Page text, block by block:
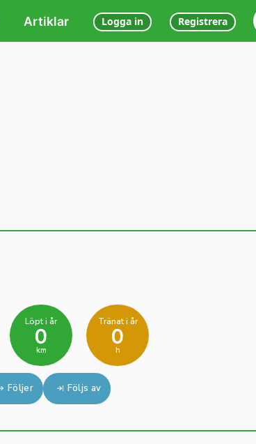
Artiklar Logga in Registrera
Löpt i år
0
km
Tränat i år
0
h
Följer Följs av